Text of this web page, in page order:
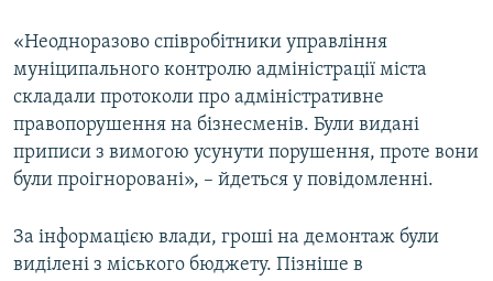
«Неодноразово співробітники управління
муніципального контролю адміністрації міста
складали протоколи про адміністративне
правопорушення на бізнесменів. Були видані
приписи з вимогою усунути порушення, проте вони
були проігноровані», – йдеться у повідомленні.
За інформацією влади, гроші на демонтаж були
виділені з міського бюджету. Пізніше в